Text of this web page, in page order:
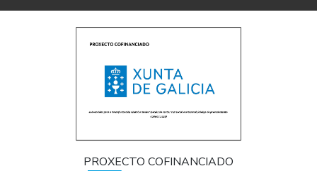
PROXECTO COFINANCIADO